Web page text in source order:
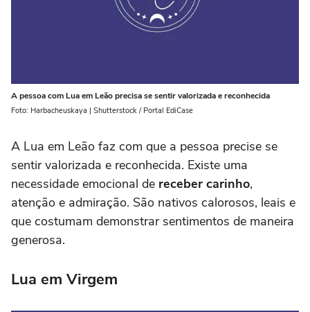
A pessoa com Lua em Leão precisa se sentir valorizada e reconhecida
Foto: Harbacheuskaya | Shutterstock / Portal EdiCase
A Lua em Leão faz com que a pessoa precise se
sentir valorizada e reconhecida. Existe uma
necessidade emocional de receber carinho,
atenção e admiração. São nativos calorosos, leais e
que costumam demonstrar sentimentos de maneira
generosa.
Lua em Virgem